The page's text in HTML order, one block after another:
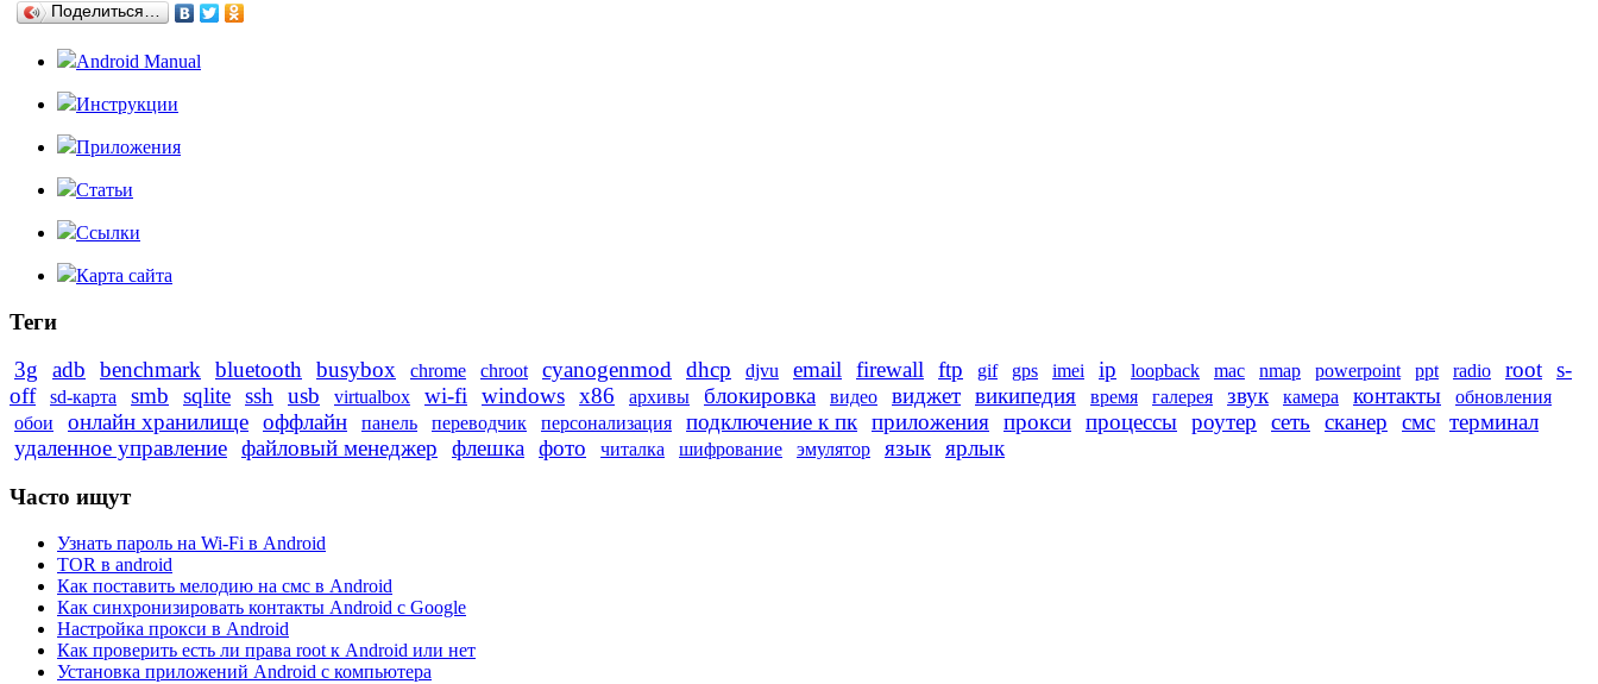
Поделиться…
Android Manual
Инструкции
Приложения
Статьи
Ссылки
Карта сайта
Теги
3g
adb benchmark bluetooth busybox chrome chroot cyanogenmod dhcp djvu email firewall ftp gif gps imei ip loopback mac nmap powerpoint ppt radio root s-
off
sd-карта smb sqlite ssh usb virtualbox wi-fi windows x86 архивы блокировка видео виджет википедия время галерея звук камера контакты
обновления
обои
онлайн хранилище оффлайн панель переводчик персонализация подключение к пк приложения прокси процессы роутер сеть сканер смс терминал
удаленное управление файловый менеджер флешка фото читалка шифрование эмулятор язык ярлык
Часто ищут
Узнать пароль на Wi-Fi в Android
TOR в android
Как поставить мелодию на смс в Android
Как синхронизировать контакты Android с Google
Настройка прокси в Android
Как проверить есть ли права root к Android или нет
Установка приложений Android с компьютера